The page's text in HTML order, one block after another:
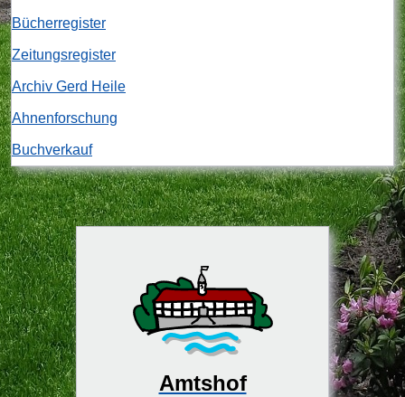
Bücherregister
Zeitungsregister
Archiv Gerd Heile
Ahnenforschung
Buchverkauf
Amtshof